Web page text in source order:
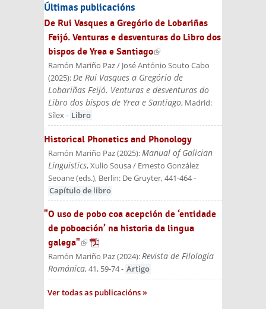
Últimas publicacións
De Rui Vasques a Gregório de Lobariñas
Feijó. Venturas e desventuras do Libro dos
bispos de Yrea e Santiago(link is external)
Ramón Mariño Paz / José António Souto Cabo
(2025):De Rui Vasques a Gregório de
Lobariñas Feijó. Venturas e desventuras do
Libro dos bispos de Yrea e Santiago, Madrid:
Sílex- Libro
Historical Phonetics and Phonology
Ramón Mariño Paz(2025): Manual of Galician
Linguistics, Xulio Sousa / Ernesto González
Seoane (eds.), Berlin: De Gruyter, 441-464-
Capítulo de libro
"O uso de pobo coa acepción de ‘entidade
de poboación’ na historia da lingua
galega"(link is external)
Ramón Mariño Paz(2024):Revista de Filología
Románica, 41, 59-74- Artigo
Ver todas as publicacións